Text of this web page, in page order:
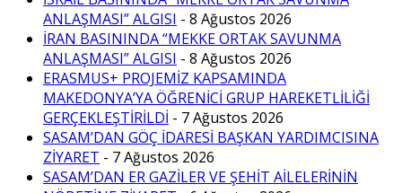
ANLAŞMASI” ALGISI - 8 Ağustos 2026
İRAN BASININDA “MEKKE ORTAK SAVUNMA
ANLAŞMASI” ALGISI - 8 Ağustos 2026
ERASMUS+ PROJEMİZ KAPSAMINDA
MAKEDONYA’YA ÖĞRENİCİ GRUP HAREKETLİLİĞİ
GERÇEKLEŞTİRİLDİ - 7 Ağustos 2026
SASAM’DAN GÖÇ İDARESİ BAŞKAN YARDIMCISINA
ZİYARET - 7 Ağustos 2026
SASAM’DAN ER GAZİLER VE ŞEHİT AİLELERİNİN